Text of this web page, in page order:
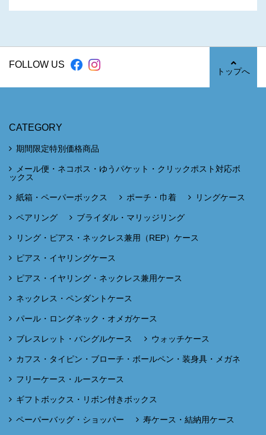
FOLLOW US
トップへ
CATEGORY
期間限定特別価格商品
メール便・ネコポス・ゆうパケット・クリックポスト対応ボ
ックス
紙箱・ペーパーボックス ポーチ・巾着 リングケース
ペアリング ブライダル・マリッジリング
リング・ピアス・ネックレス兼用（REP）ケース
ピアス・イヤリングケース
ピアス・イヤリング・ネックレス兼用ケース
ネックレス・ペンダントケース
パール・ロングネック・オメガケース
ブレスレット・バングルケース ウォッチケース
カフス・タイピン・ブローチ・ボールペン・装身具・メガネ
フリーケース・ルースケース
ギフトボックス・リボン付きボックス
ペーパーバッグ・ショッパー 寿ケース・結納用ケース